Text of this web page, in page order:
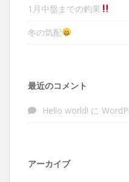
1月中盤までの釣果
冬の気配
最近のコメント
Hello world! に
アーカイブ